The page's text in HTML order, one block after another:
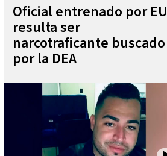
Oficial entrenado por EU
resulta ser
narcotraficante buscado
por la DEA